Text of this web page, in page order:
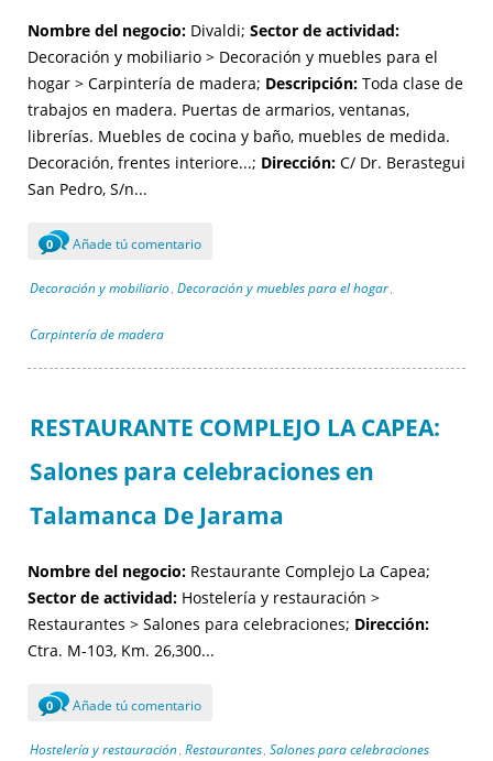
Nombre del negocio: Divaldi; Sector de actividad:
Decoración y mobiliario > Decoración y muebles para el
hogar > Carpintería de madera; Descripción: Toda clase de
trabajos en madera. Puertas de armarios, ventanas,
librerías. Muebles de cocina y baño, muebles de medida.
Decoración, frentes interiore...; Dirección: C/ Dr. Berastegui
San Pedro, S/n...
0 Añade tú comentario
Decoración y mobiliario , Decoración y muebles para el hogar ,
Carpintería de madera
RESTAURANTE COMPLEJO LA CAPEA:
Salones para celebraciones en
Talamanca De Jarama
Nombre del negocio: Restaurante Complejo La Capea;
Sector de actividad: Hostelería y restauración >
Restaurantes > Salones para celebraciones; Dirección:
Ctra. M-103, Km. 26,300...
0 Añade tú comentario
Hostelería y restauración , Restaurantes , Salones para celebraciones